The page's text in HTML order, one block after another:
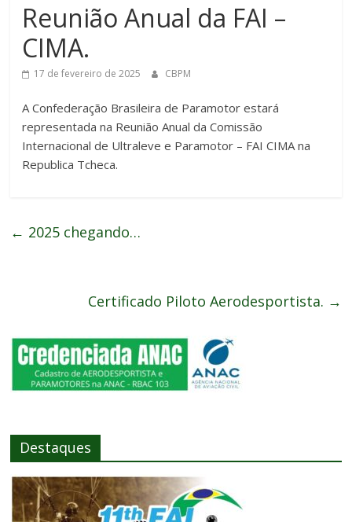
Reunião Anual da FAI –
CIMA.
17 de fevereiro de 2025 CBPM
A Confederação Brasileira de Paramotor estará
representada na Reunião Anual da Comissão
Internacional de Ultraleve e Paramotor – FAI CIMA na
Republica Tcheca.
← 2025 chegando…
Certificado Piloto Aerodesportista. →
Destaques